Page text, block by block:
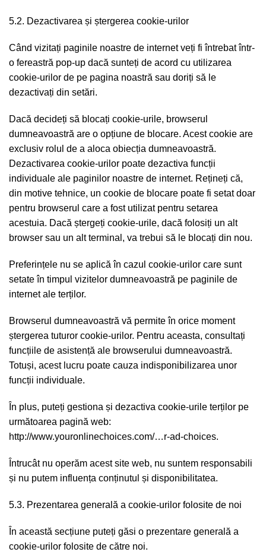
5.2. Dezactivarea și ștergerea cookie-urilor
Când vizitați paginile noastre de internet veți fi întrebat într-
o fereastră pop-up dacă sunteți de acord cu utilizarea
cookie-urilor de pe pagina noastră sau doriți să le
dezactivați din setări.
Dacă decideți să blocați cookie-urile, browserul
dumneavoastră are o opțiune de blocare. Acest cookie are
exclusiv rolul de a aloca obiecția dumneavoastră.
Dezactivarea cookie-urilor poate dezactiva funcții
individuale ale paginilor noastre de internet. Rețineți că,
din motive tehnice, un cookie de blocare poate fi setat doar
pentru browserul care a fost utilizat pentru setarea
acestuia. Dacă ștergeți cookie-urile, dacă folosiți un alt
browser sau un alt terminal, va trebui să le blocați din nou.
Preferințele nu se aplică în cazul cookie-urilor care sunt
setate în timpul vizitelor dumneavoastră pe paginile de
internet ale terților.
Browserul dumneavoastră vă permite în orice moment
ștergerea tuturor cookie-urilor. Pentru aceasta, consultați
funcțiile de asistență ale browserului dumneavoastră.
Totuși, acest lucru poate cauza indisponibilizarea unor
funcții individuale.
În plus, puteți gestiona și dezactiva cookie-urile terților pe
următoarea pagină web:
http://www.youronlinechoices.com/…r-ad-choices.
Întrucât nu operăm acest site web, nu suntem responsabili
și nu putem influența conținutul și disponibilitatea.
5.3. Prezentarea generală a cookie-urilor folosite de noi
În această secțiune puteți găsi o prezentare generală a
cookie-urilor folosite de către noi.